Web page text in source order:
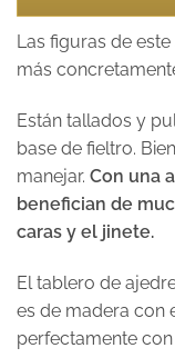
Las figuras de
más
Están tallados y
base de fieltro.
manejar. Con una
benefician de
caras y el jinete.
El tablero de
es de madera con
perfectamente